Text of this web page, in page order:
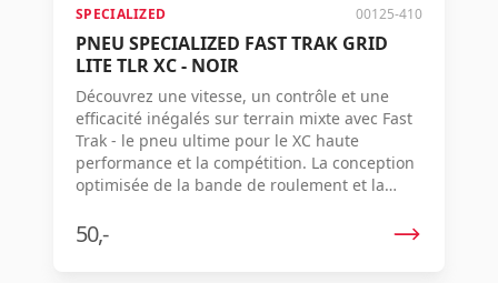
SPECIALIZED 00125-410
PNEU SPECIALIZED FAST TRAK GRID
LITE TLR XC - NOIR
Découvrez une vitesse, un contrôle et une
efficacité inégalés sur terrain mixte avec Fast
Trak - le pneu ultime pour le XC haute
performance et la compétition. La conception
optimisée de la bande de roulement et la
poids de 110 g et améliorent la résistance au
roulement de 5 %, garantissant une
50,-